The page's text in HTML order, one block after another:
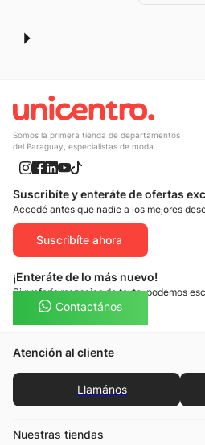
Somos la primera tienda de departamentos
del Paraguay, especialistas de moda.
Suscribíte y enteráte de ofertas
Accedé antes que nadie a los mejores
Suscribíte ahora
¡Enteráte de lo más nuevo!
Si preferís mensajes de texto, podemos
Contactános
Atención al cliente
Llamános
Nuestras tiendas